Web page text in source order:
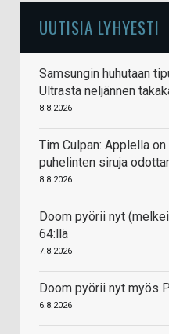
UUTISIA LYHYESTI
Samsungin huhutaan
Ultrasta neljännen
8.8.2026
Tim Culpan: Applella
puhelinten siruja
8.8.2026
Doom pyörii nyt
64:llä
7.8.2026
Doom pyörii nyt myös
6.8.2026